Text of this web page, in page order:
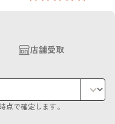
店舗受取
で確定します。